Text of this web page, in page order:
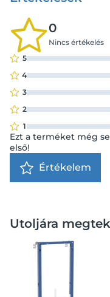
0
Nincs értékelés
5
4
3
2
1
Ezt a terméket még
első!
Értékelem
Utoljára